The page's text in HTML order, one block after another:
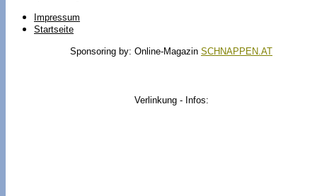
Impressum
Startseite
Sponsoring by: Online-Magazin SCHNAPPEN.AT
Verlinkung - Infos: